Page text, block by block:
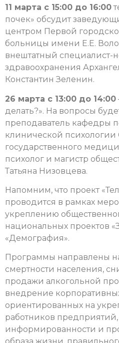
11 марта с 15:00 до 16:00
почек» обсудит
центром Первой
больницы имени Е.Е.
внештатный специалист-
здравоохранения
Константин Зеленин.
26 марта с 13:00 до 14:00
делать?». На вопросы
преподаватель кафедры
клинической психологии
государственного
психолог и магистр
Татьяна Низовцева.
Напомним, что проект
проводится в рамках
укреплению
национальных проектов
«Демография».
Программы направлены
смертности населения,
продажи алкогольной
внедрение
ориентированных на
работников
информированности и